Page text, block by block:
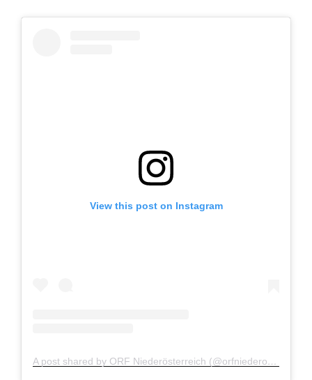
View this post on Instagram
A post shared by ORF Niederösterreich (@orfniederoesterreich)